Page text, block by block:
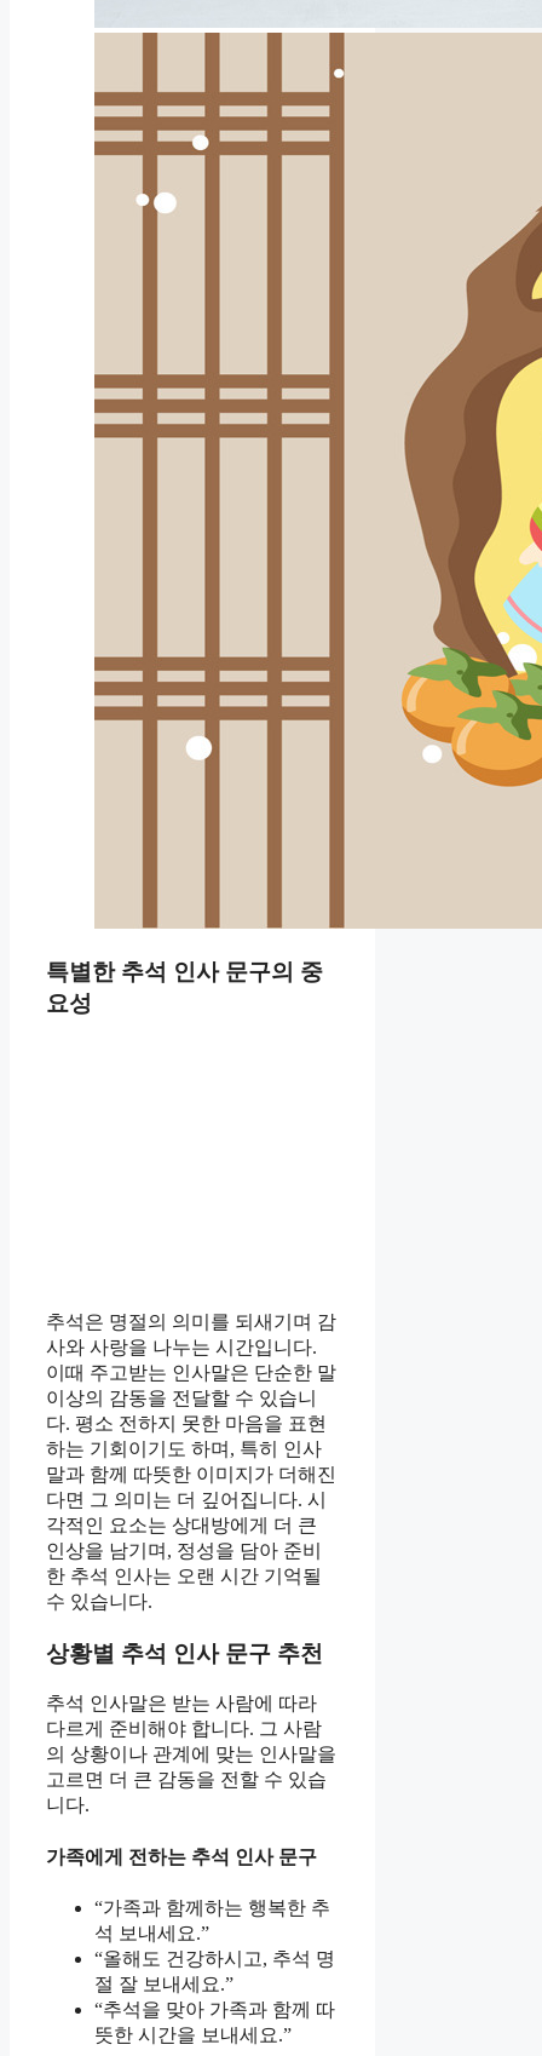
특별한 추석 인사 문구의 중
요성
추석은 명절의 의미를 되새기며 감
사와 사랑을 나누는 시간입니다.
이때 주고받는 인사말은 단순한 말
이상의 감동을 전달할 수 있습니
다. 평소 전하지 못한 마음을 표현
하는 기회이기도 하며, 특히 인사
말과 함께 따뜻한 이미지가 더해진
다면 그 의미는 더 깊어집니다. 시
각적인 요소는 상대방에게 더 큰
인상을 남기며, 정성을 담아 준비
한 추석 인사는 오랜 시간 기억될
수 있습니다.
상황별 추석 인사 문구 추천
추석 인사말은 받는 사람에 따라
다르게 준비해야 합니다. 그 사람
의 상황이나 관계에 맞는 인사말을
고르면 더 큰 감동을 전할 수 있습
니다.
가족에게 전하는 추석 인사 문구
“가족과 함께하는 행복한 추
석 보내세요.”
“올해도 건강하시고, 추석 명
절 잘 보내세요.”
“추석을 맞아 가족과 함께 따
뜻한 시간을 보내세요.”